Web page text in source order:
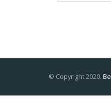
© Copyright 2020.